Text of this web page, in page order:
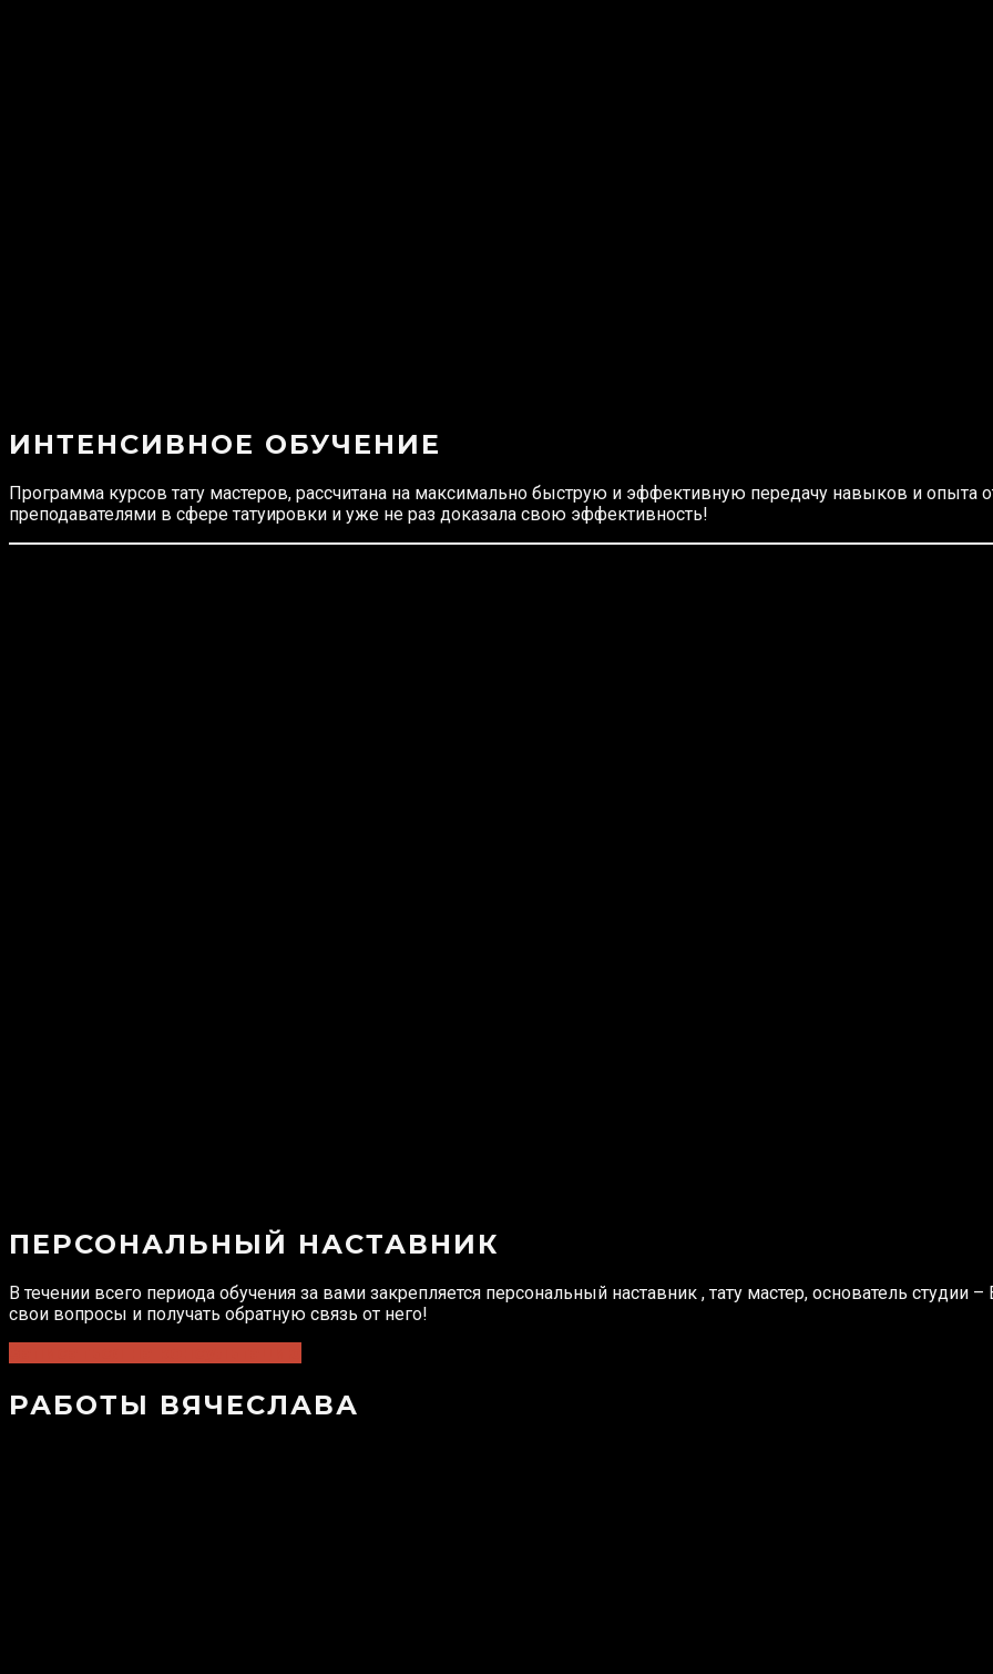
ИНТЕНСИВНОЕ ОБУЧЕНИЕ
Программа курсов тату мастеров, рассчитана на максимально быструю и эффективную передачу навыков и опыта
преподавателями в сфере татуировки и уже не раз доказала свою эффективность!
ПЕРСОНАЛЬНЫЙ НАСТАВНИК
В течении всего периода обучения за вами закрепляется персональный наставник , тату мастер, основатель
свои вопросы и получать обратную связь от него!
РАБОТЫ ВЯЧЕСЛАВА